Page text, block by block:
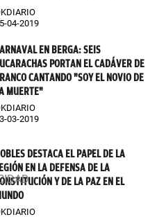
04-2019
EN BERGA: SEIS
PORTAN EL CADÁVER DE
CANTANDO "SOY EL NOVIO DE
MUERTE"
03-2019
DESTACA EL PAPEL DE LA
EN LA DEFENSA DE LA
Y DE LA PAZ EN EL